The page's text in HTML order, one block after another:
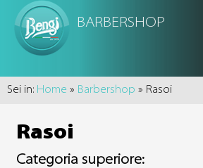
BARBERSHOP
Sei in: Home » Barbershop » Rasoi
Rasoi
Categoria superiore: